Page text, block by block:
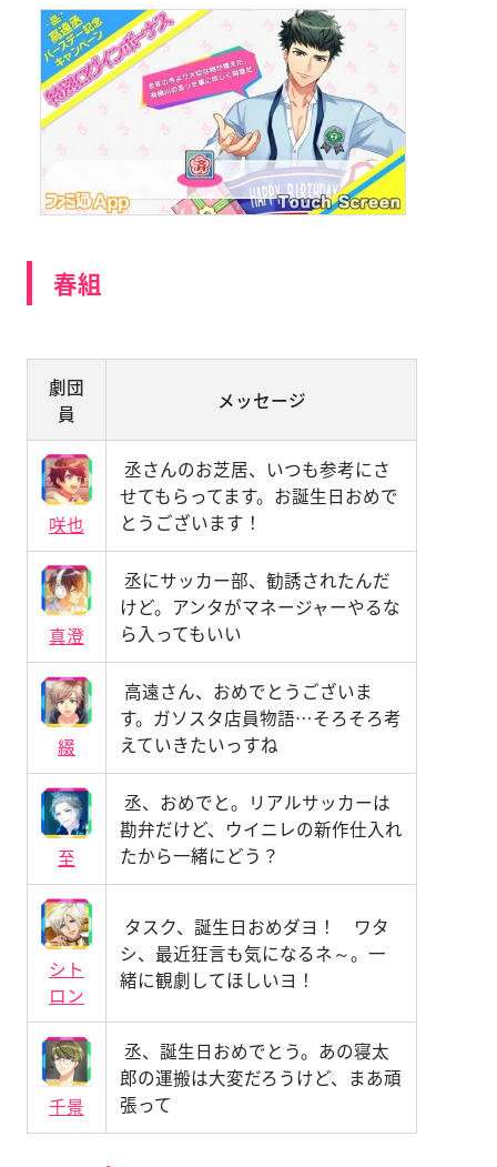
春組
劇団
員
メッセージ
咲也
丞さんのお芝居、いつも参考にさ
せてもらってます。お誕生日おめで
とうございます！
真澄
丞にサッカー部、勧誘されたんだ
けど。アンタがマネージャーやるな
ら入ってもいい
綴
高遠さん、おめでとうございま
す。ガソスタ店員物語…そろそろ考
えていきたいっすね
至
丞、おめでと。リアルサッカーは
勘弁だけど、ウイニレの新作仕入れ
たから一緒にどう？
シト
ロン
タスク、誕生日おめダヨ！ ワタ
シ、最近狂言も気になるネ～。一
緒に観劇してほしいヨ！
千景
丞、誕生日おめでとう。あの寝太
郎の運搬は大変だろうけど、まあ頑
張って